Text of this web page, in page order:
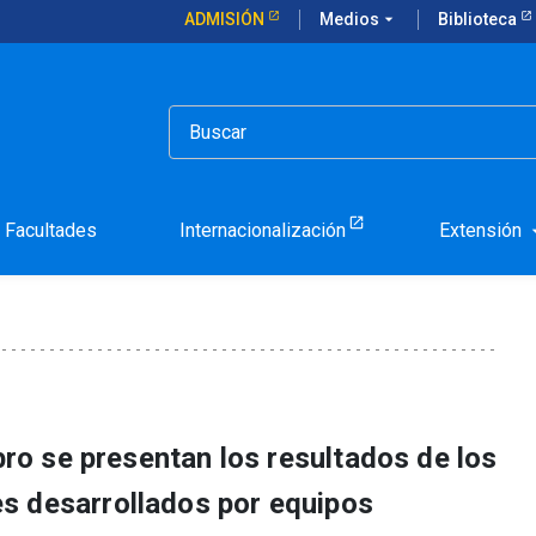
ADMISIÓN Medios arrow_drop_down Biblioteca
Facultades Internacionalización Extensión
lanza nuevas
se presentan los resultados de los
desarrollados por equipos